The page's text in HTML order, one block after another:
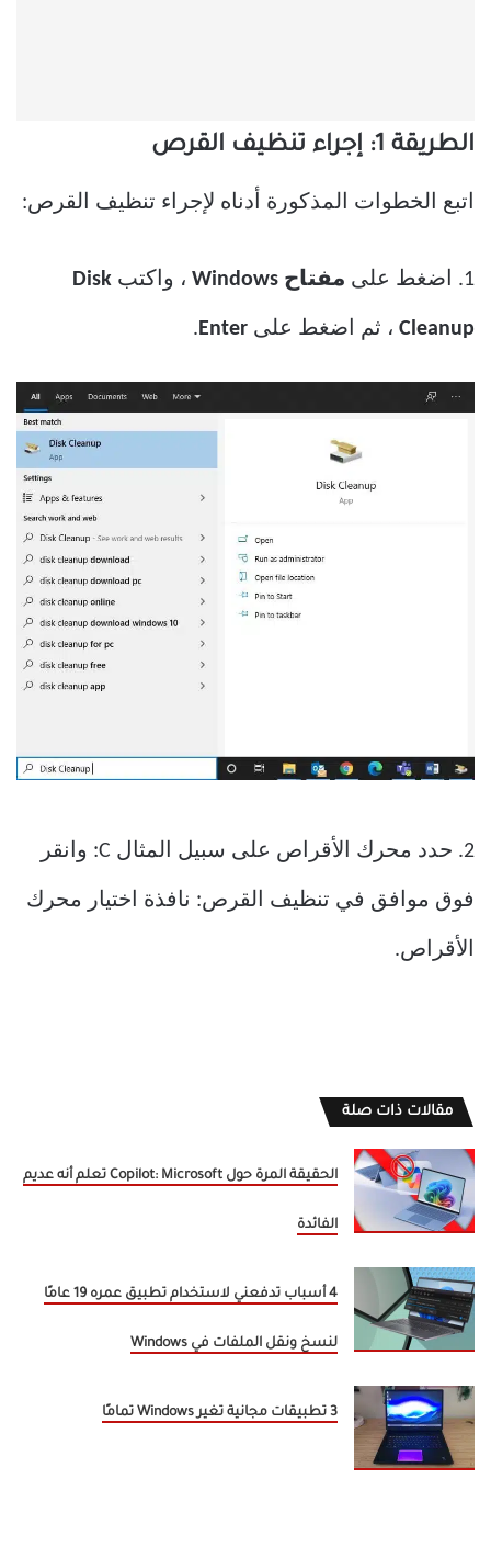
الطريقة 1: إجراء تنظيف القرص
اتبع الخطوات المذكورة أدناه لإجراء تنظيف القرص:
1. اضغط على مفتاح Windows ، واكتب Disk
Cleanup ، ثم اضغط على Enter
.
2. حدد محرك الأقراص على سبيل المثال C: وانقر
فوق موافق في تنظيف القرص: نافذة اختيار محرك
الأقراص.
مقالات ذات صلة
الحقيقة المرة حول Copilot: Microsoft تعلم أنه عديم
الفائدة
4 أسباب تدفعني لاستخدام تطبيق عمره 19 عامًا
لنسخ ونقل الملفات في Windows
3 تطبيقات مجانية تغير Windows تمامًا